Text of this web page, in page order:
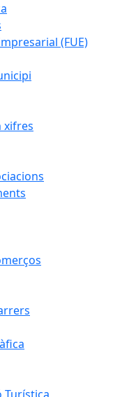
(FUE)
xifres